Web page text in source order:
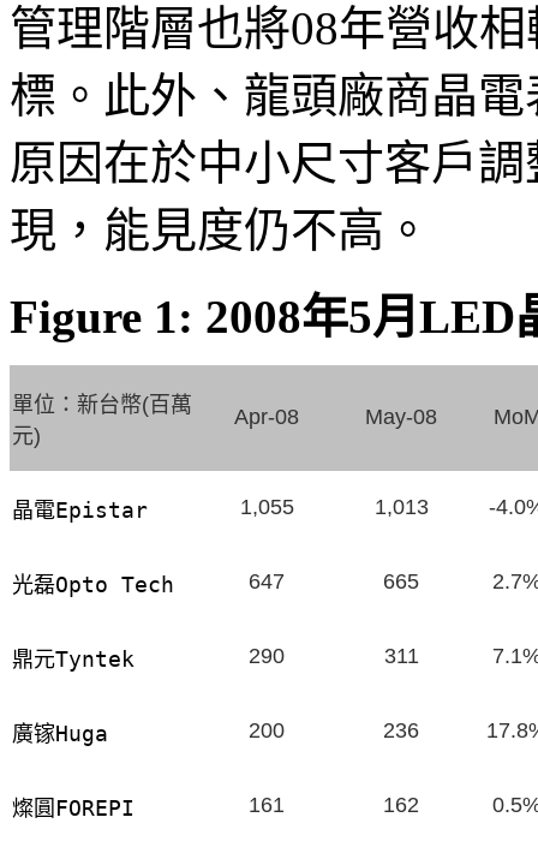
管理階層也將08年營收
標。此外、龍頭廠商晶
原因在於中小尺寸客戶
現，能見度仍不高。
Figure 1: 2008年5月LED
單位：新台幣(百萬
元)
Apr-08 May-08
晶電Epistar 1,055 1,013 -
光磊Opto Tech 647 665
鼎元Tyntek 290 311
廣镓Huga 200 236
燦圓FOREPI 161 162